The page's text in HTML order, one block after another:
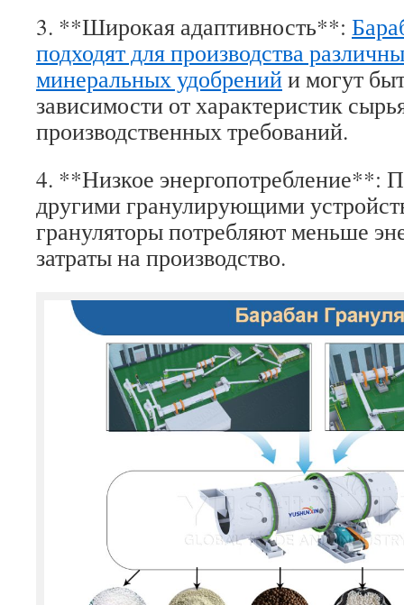
3. **Широкая адаптивность**:
подходят для производства
минеральных удобренийи могут
зависимости от характеристик
производственных требований.
4. **Низкое энергопотребление**:
другими гранулирующими
грануляторы потребляют меньше
затраты на производство.